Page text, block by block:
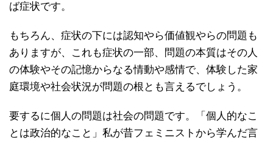
ば症状です。
もちろん、症状の下には認知やら価値観やらの問題も
ありますが、これも症状の一部、問題の本質はその人
の体験やその記憶からなる情動や感情で、体験した家
庭環境や社会状況が問題の根とも言えるでしょう。
要するに個人の問題は社会の問題です。「個人的なこ
とは政治的なこと」私が昔フェミニストから学んだ言